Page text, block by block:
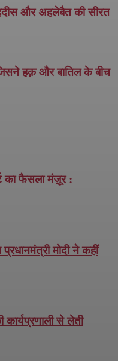
और अहलेबैत की सीरत
हक़ और बातिल के बीच
का फैसला मंज़ूर :
मोदी ने कहीं
से लेती